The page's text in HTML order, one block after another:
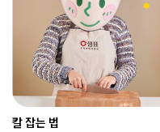
칼 잡는 법